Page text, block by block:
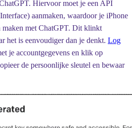
Hiervoor moet je een API
aanmaken, waardoor je iPhone
maken met ChatGPT. Dit klinkt
het is eenvoudiger dan je denkt. Log
je accountgegevens en klik op
de persoonlijke sleutel en bewaar